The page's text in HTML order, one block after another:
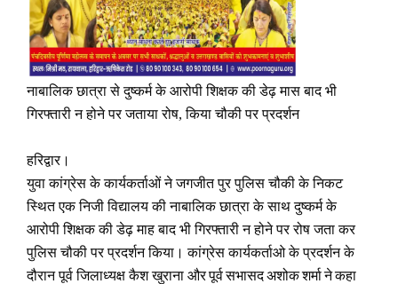
नाबालिक छात्रा से दुष्कर्म के आरोपी शिक्षक की डेढ़ मास बाद भी
गिरफ्तारी न होने पर जताया रोष, किया चौकी पर प्रदर्शन
हरिद्वार।
युवा कांग्रेस के कार्यकर्ताओं ने जगजीत पुर पुलिस चौकी के निकट
स्थित एक निजी विद्यालय की नाबालिक छात्रा के साथ दुष्कर्म के
आरोपी शिक्षक की डेढ़ माह बाद भी गिरफ्तारी न होने पर रोष जता कर
पुलिस चौकी पर प्रदर्शन किया। कांग्रेस कार्यकर्ताओ के प्रदर्शन के
दौरान पूर्व जिलाध्यक्ष कैश खुराना और पूर्व सभासद अशोक शर्मा ने कहा